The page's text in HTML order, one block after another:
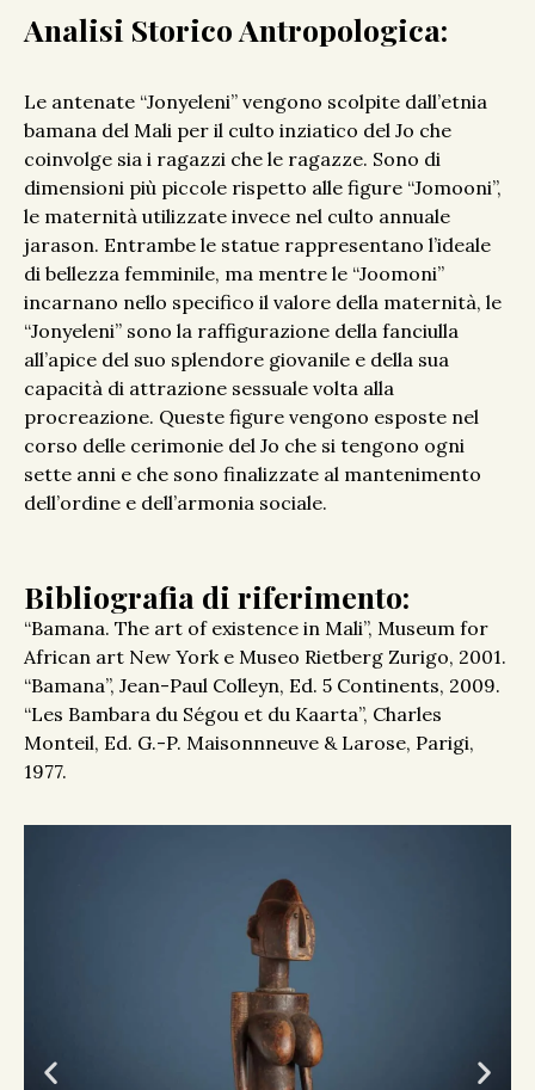
Analisi Storico Antropologica:
Le antenate “Jonyeleni” vengono scolpite dall’etnia
bamana del Mali per il culto inziatico del Jo che
coinvolge sia i ragazzi che le ragazze. Sono di
dimensioni più piccole rispetto alle figure “Jomooni”,
le maternità utilizzate invece nel culto annuale
jarason. Entrambe le statue rappresentano l’ideale
di bellezza femminile, ma mentre le “Joomoni”
incarnano nello specifico il valore della maternità, le
“Jonyeleni” sono la raffigurazione della fanciulla
all’apice del suo splendore giovanile e della sua
capacità di attrazione sessuale volta alla
procreazione. Queste figure vengono esposte nel
corso delle cerimonie del Jo che si tengono ogni
sette anni e che sono finalizzate al mantenimento
dell’ordine e dell’armonia sociale.
Bibliografia di riferimento:
“Bamana. The art of existence in Mali”, Museum for
African art New York e Museo Rietberg Zurigo, 2001.
“Bamana”, Jean-Paul Colleyn, Ed. 5 Continents, 2009.
“Les Bambara du Ségou et du Kaarta”, Charles
Monteil, Ed. G.-P. Maisonnneuve & Larose, Parigi,
1977.